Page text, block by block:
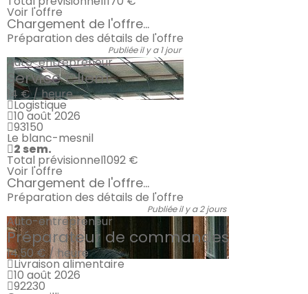
Voir l'offre
Chargement de l'offre...
Préparation des détails de l'offre
Publiée il y a 1 jour
Auto-entrepreneur
Service Client
14 € / heure
Logistique
10 août 2026
93150
Le blanc-mesnil
2 sem.
Total prévisionnel1092 €
Voir l'offre
Chargement de l'offre...
Préparation des détails de l'offre
Publiée il y a 2 jours
Auto-entrepreneur
Préparateur de commandes
14.50 € / heure
Livraison alimentaire
10 août 2026
92230